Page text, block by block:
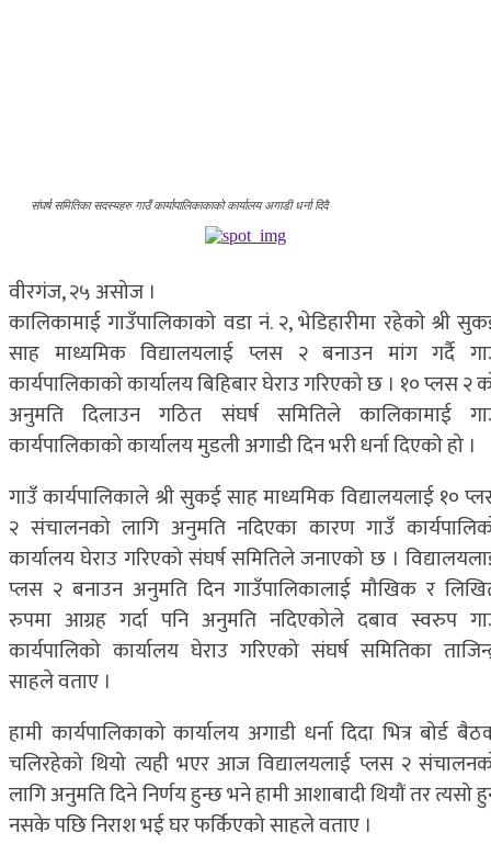
संघर्ष समितिका सदस्यहरु गाउँ कार्यापालिकाकाको कार्यालय अगाडी धर्ना दिदै
वीरगंज, २५ असोज ।
कालिकामाई गाउँपालिकाको वडा नं. २, भेडिहारीमा रहेको श्री
साह माध्यमिक विद्यालयलाई प्लस २ बनाउन मांग गर्दै
कार्यपालिकाको कार्यालय बिहिबार घेराउ गरिएको छ । १० प्लस २
अनुमति दिलाउन गठित संघर्ष समितिले कालिकामाई
कार्यपालिकाको कार्यालय मुडली अगाडी दिन भरी धर्ना दिएको हो ।
गाउँ कार्यपालिकाले श्री सुकई साह माध्यमिक विद्यालयलाई १०
२ संचालनको लागि अनुमति नदिएका कारण गाउँ
कार्यालय घेराउ गरिएको संघर्ष समितिले जनाएको छ ।
प्लस २ बनाउन अनुमति दिन गाउँपालिकालाई मौखिक र
रुपमा आग्रह गर्दा पनि अनुमति नदिएकोले दबाव स्वरुप
कार्यपालिको कार्यालय घेराउ गरिएको संघर्ष समितिका
साहले वताए ।
हामी कार्यपालिकाको कार्यालय अगाडी धर्ना दिदा भित्र बोर्ड
चलिरहेको थियो त्यही भएर आज विद्यालयलाई प्लस २
लागि अनुमति दिने निर्णय हुन्छ भने हामी आशाबादी थियौं तर त्यसो
नसके पछि निराश भई घर फर्किएको साहले वताए ।